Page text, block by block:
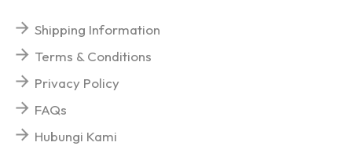
Shipping Information
Terms & Conditions
Privacy Policy
FAQs
Hubungi Kami